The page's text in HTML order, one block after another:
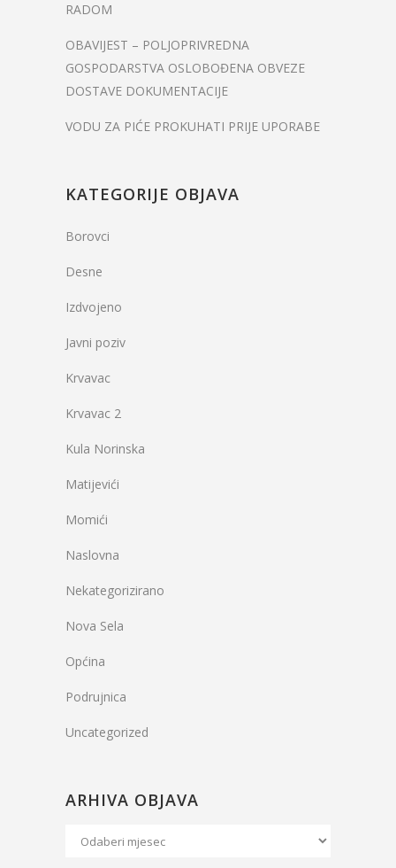
RADOM
OBAVIJEST – POLJOPRIVREDNA
GOSPODARSTVA OSLOBOĐENA OBVEZE
DOSTAVE DOKUMENTACIJE
VODU ZA PIĆE PROKUHATI PRIJE UPORABE
KATEGORIJE OBJAVA
Borovci
Desne
Izdvojeno
Javni poziv
Krvavac
Krvavac 2
Kula Norinska
Matijevići
Momići
Naslovna
Nekategorizirano
Nova Sela
Općina
Podrujnica
Uncategorized
ARHIVA OBJAVA
Arhiva